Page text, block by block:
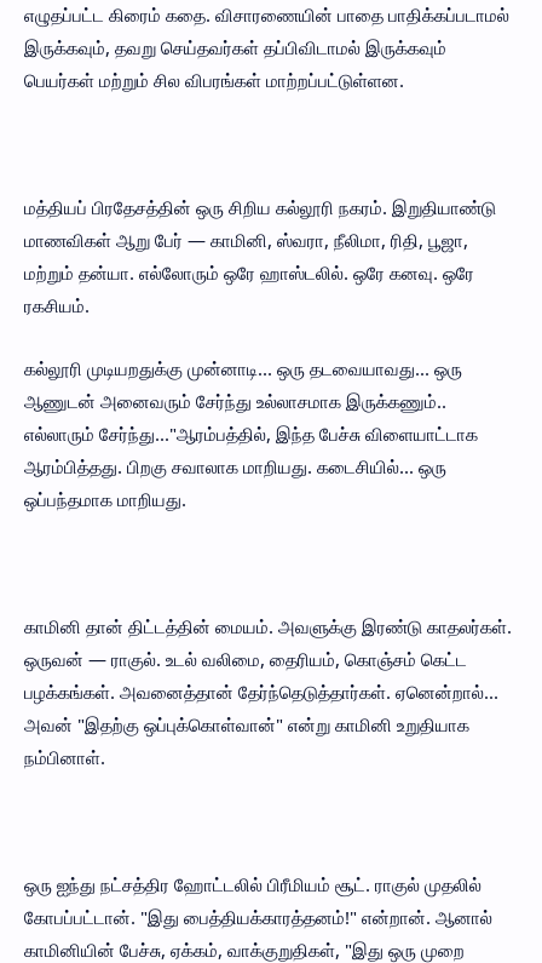
எழுதப்பட்ட கிரைம் கதை. விசாரணையின் பாதை பாதிக்கப்படாமல்
இருக்கவும், தவறு செய்தவர்கள் தப்பிவிடாமல் இருக்கவும்
பெயர்கள் மற்றும் சில விபரங்கள் மாற்றப்பட்டுள்ளன.
மத்தியப் பிரதேசத்தின் ஒரு சிறிய கல்லூரி நகரம். இறுதியாண்டு
மாணவிகள் ஆறு பேர் — காமினி, ஸ்வரா, நீலிமா, ரிதி, பூஜா,
மற்றும் தன்யா. எல்லோரும் ஒரே ஹாஸ்டலில். ஒரே கனவு. ஒரே
ரகசியம்.
கல்லூரி முடியறதுக்கு முன்னாடி... ஒரு தடவையாவது... ஒரு
ஆணுடன் அனைவரும் சேர்ந்து உல்லாசமாக இருக்கணும்..
எல்லாரும் சேர்ந்து..."ஆரம்பத்தில், இந்த பேச்சு விளையாட்டாக
ஆரம்பித்தது. பிறகு சவாலாக மாறியது. கடைசியில்... ஒரு
ஒப்பந்தமாக மாறியது.
காமினி தான் திட்டத்தின் மையம். அவளுக்கு இரண்டு காதலர்கள்.
ஒருவன் — ராகுல். உடல் வலிமை, தைரியம், கொஞ்சம் கெட்ட
பழக்கங்கள். அவனைத்தான் தேர்ந்தெடுத்தார்கள். ஏனென்றால்...
அவன் "இதற்கு ஒப்புக்கொள்வான்" என்று காமினி உறுதியாக
நம்பினாள்.
ஒரு ஐந்து நட்சத்திர ஹோட்டலில் பிரீமியம் சூட். ராகுல் முதலில்
கோபப்பட்டான். "இது பைத்தியக்காரத்தனம்!" என்றான். ஆனால்
காமினியின் பேச்சு, ஏக்கம், வாக்குறுதிகள், "இது ஒரு முறை